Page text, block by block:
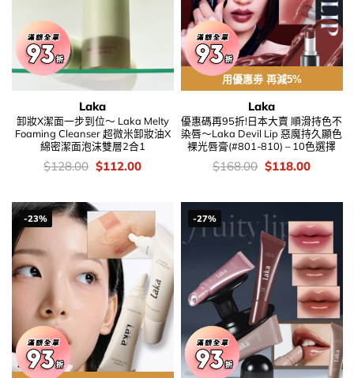
Laka
卸妝X潔面一步到位～ Laka Melty
Foaming Cleanser 超微米卸妝油X
綿密潔面泡沫雙層2合1
價
$128.00 Original
$112.00Current
$112.00.
用優惠劵 再減5%
Laka
優惠碼再95折!日本大賣 順滑持色不
染唇～Laka Devil Lip 惡魔持久顯色
裸光唇膏(#801-810) – 10色選擇
價
$168.00 Original
$168.00.
$118.00Current
-23% -27%